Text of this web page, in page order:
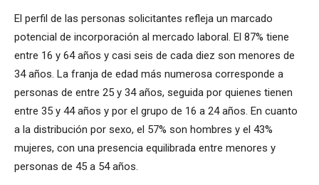
El perfil de las personas solicitantes refleja un marcado
potencial de incorporación al mercado laboral. El 87% tiene
entre 16 y 64 años y casi seis de cada diez son menores de
34 años. La franja de edad más numerosa corresponde a
personas de entre 25 y 34 años, seguida por quienes tienen
entre 35 y 44 años y por el grupo de 16 a 24 años. En cuanto
a la distribución por sexo, el 57% son hombres y el 43%
mujeres, con una presencia equilibrada entre menores y
personas de 45 a 54 años.